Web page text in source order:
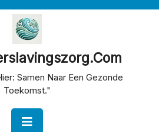
Samen Naar Een Gezonde
Toekomst."